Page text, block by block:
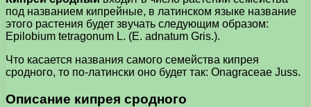
под названием кипрейные, в латинском языке название
этого растения будет звучать следующим образом:
Epilobium tetragonum L. (E. adnatum Gris.).
Что касается названия самого семейства кипрея
сродного, то по-латински оно будет так: Onagraceae Juss.
Описание кипрея сродного